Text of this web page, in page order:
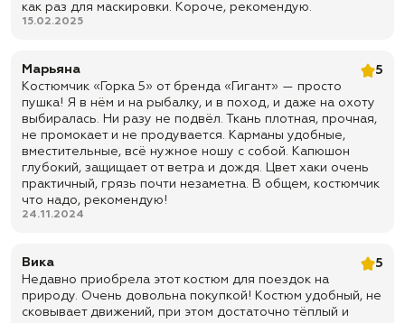
✅ Капюшон с козырьком
✅ 2 кармана с клапаном на канадской ленте
✅ 2 кармана на рукавах с клапаном на липучке
✅ 1 внутренний карман на пуговице
Брюки:
✅ На резинке
✅ Шлевки под ремень
✅ Ширинка на 3-х пуговицах
✅ Пояс на пуговице
✅ Непромокаемые вставки из ткани (CatsEYE) на коленях и
как раз для маскировки. Короче, рекомендую.
15.02.2025
Марьяна
5
Костюмчик «Горка 5» от бренда «Гигант» — просто
пушка! Я в нём и на рыбалку, и в поход, и даже на охоту
выбиралась. Ни разу не подвёл. Ткань плотная, прочная,
не промокает и не продувается. Карманы удобные,
вместительные, всё нужное ношу с собой. Капюшон
глубокий, защищает от ветра и дождя. Цвет хаки очень
практичный, грязь почти незаметна. В общем, костюмчик
что надо, рекомендую!
24.11.2024
Вика
5
Недавно приобрела этот костюм для поездок на
природу. Очень довольна покупкой! Костюм удобный, не
сковывает движений, при этом достаточно тёплый и